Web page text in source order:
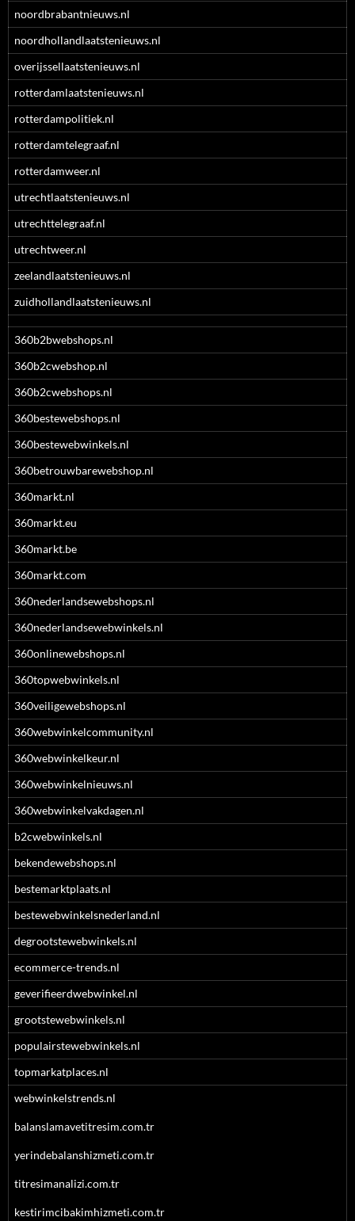
noordbrabantnieuws.nl
noordhollandlaatstenieuws.nl
overijssellaatstenieuws.nl
rotterdamlaatstenieuws.nl
rotterdampolitiek.nl
rotterdamtelegraaf.nl
rotterdamweer.nl
utrechtlaatstenieuws.nl
utrechttelegraaf.nl
utrechtweer.nl
zeelandlaatstenieuws.nl
zuidhollandlaatstenieuws.nl
360b2bwebshops.nl
360b2cwebshop.nl
360b2cwebshops.nl
360bestewebshops.nl
360bestewebwinkels.nl
360betrouwbarewebshop.nl
360markt.nl
360markt.eu
360markt.be
360markt.com
360nederlandsewebshops.nl
360nederlandsewebwinkels.nl
360onlinewebshops.nl
360topwebwinkels.nl
360veiligewebshops.nl
360webwinkelcommunity.nl
360webwinkelkeur.nl
360webwinkelnieuws.nl
360webwinkelvakdagen.nl
b2cwebwinkels.nl
bekendewebshops.nl
bestemarktplaats.nl
bestewebwinkelsnederland.nl
degrootstewebwinkels.nl
ecommerce-trends.nl
geverifieerdwebwinkel.nl
grootstewebwinkels.nl
populairstewebwinkels.nl
topmarkatplaces.nl
webwinkelstrends.nl
balanslamavetitresim.com.tr
yerindebalanshizmeti.com.tr
titresimanalizi.com.tr
kestirimcibakimhizmeti.com.tr